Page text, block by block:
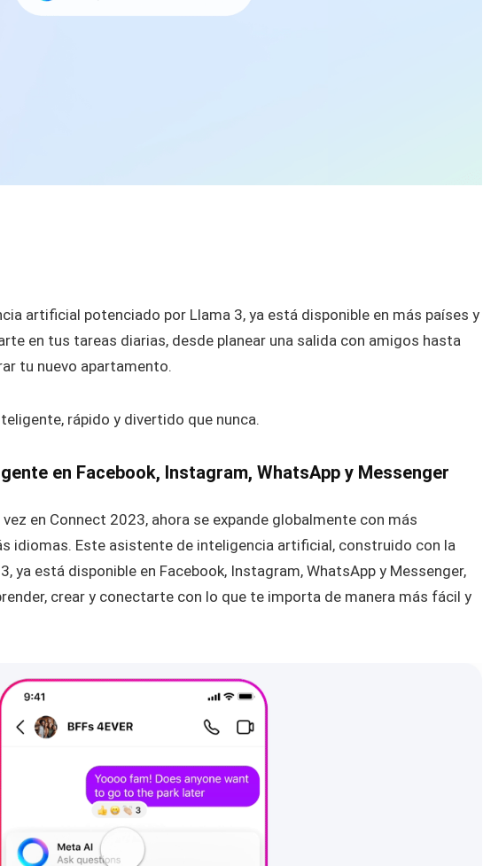
artificial potenciado por Llama 3, ya está disponible en más países y
en tus tareas diarias, desde planear una salida con amigos hasta
tu nuevo apartamento.
rápido y divertido que nunca.
en Facebook, Instagram, WhatsApp y Messenger
en Connect 2023, ahora se expande globalmente con más
idiomas. Este asistente de inteligencia artificial, construido con la
ya está disponible en Facebook, Instagram, WhatsApp y Messenger,
crear y conectarte con lo que te importa de manera más fácil y